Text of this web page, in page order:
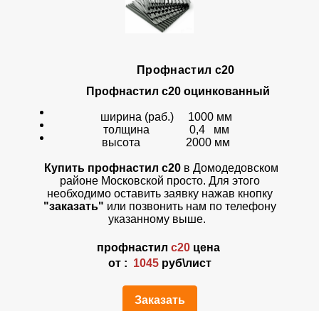
Профнастил с20
Профнастил с20 оцинкованный
ширина (раб.) 1000 мм
толщина 0,4 мм
высота 2000 мм
Купить профнастил с20в Домодедовском
районе Московской просто. Для этого
необходимо оставить заявку нажав кнопку
"заказать" или позвонить нам по телефону
указанному выше.
профнастил с20цена
от : 1045руб\лист
Заказать